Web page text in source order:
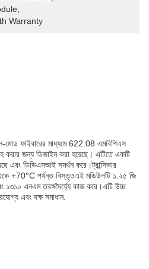
Warranty
মোড ফাইবারের মাধ্যমে 622.08 এমবিপিএস
করার জন্য ডিজাইন করা হয়েছে। এটিতে একটি
এবং ডিডিএমআই সমর্থন করে।ট্রান্সিভার
+70°C পর্যন্ত বিস্তৃতএই মডিউলটি ১.২৫ জি
১৩১০ এনএম তরঙ্গদৈর্ঘ্যে কাজ করে।এটি উচ্চ
এবং দক্ষ সমাধান.